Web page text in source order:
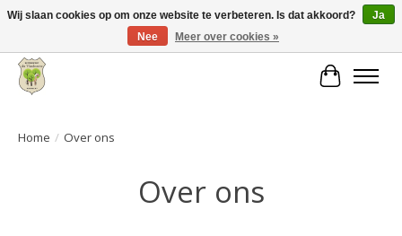
Grote keuze aan producten en snelle verzending!
Home / Over ons
Over ons
Wij slaan cookies op om onze website te verbeteren. Is dat akkoord?
Ja
Nee
Meer over cookies »